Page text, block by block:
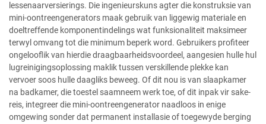
lessenaarversierings. Die ingenieurskuns agter die konstruksie van
mini-oontreengenerators maak gebruik van liggewig materiale en
doeltreffende komponentindelings wat funksionaliteit maksimeer
terwyl omvang tot die minimum beperk word. Gebruikers profiteer
ongelooflik van hierdie draagbaarheidsvoordeel, aangesien hulle hul
lugreinigingsoplossing maklik tussen verskillende plekke kan
vervoer soos hulle daagliks beweeg. Of dit nou is van slaapkamer
na badkamer, die toestel saamneem werk toe, of dit inpak vir sake-
reis, integreer die mini-oontreengenerator naadloos in enige
omgewing sonder dat permanent installasie of toegewyde berging